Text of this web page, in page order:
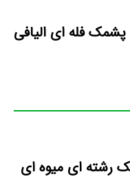
پشمک فله ای الیافی
رشته ای میوه ای